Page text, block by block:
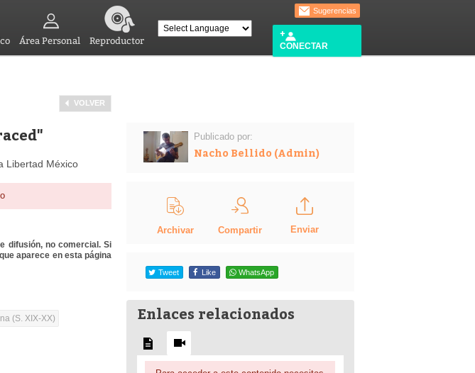
Área Personal Reproductor
Sugerencias
CONECTAR
VOLVER
Libertad México
difusión, no comercial. Si
aparece en esta página
(S. XIX-XX)
Publicado por:
Nacho Bellido (Admin)
Archivar Compartir Enviar
Tweet Like WhatsApp
Enlaces relacionados